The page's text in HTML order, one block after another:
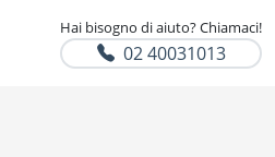
Hai bisogno di aiuto? Chiamaci!
02 40031013